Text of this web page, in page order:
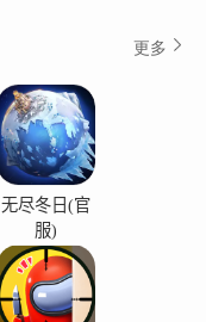
更多
无尽冬日(官
服)